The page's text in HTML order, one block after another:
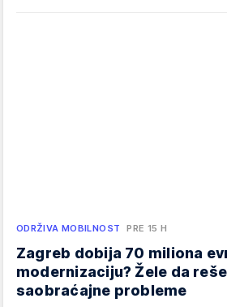
ODRŽIVA MOBILNOST PRE 15 H
Zagreb dobija 70 miliona
modernizaciju? Žele da
saobraćajne probleme